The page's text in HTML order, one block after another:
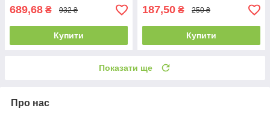
689,68 ₴ 932 ₴
Купити
187,50 ₴ 250 ₴
Купити
Показати ще
Про нас